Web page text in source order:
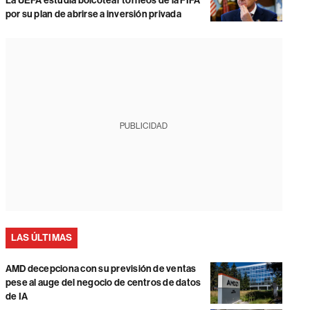
por su plan de abrirse a inversión privada
PUBLICIDAD
LAS ÚLTIMAS
AMD decepciona con su previsión de ventas
pese al auge del negocio de centros de datos
de IA